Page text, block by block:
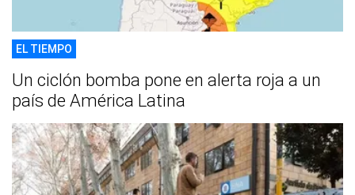
EL TIEMPO
Un ciclón bomba pone en alerta roja a un
país de América Latina